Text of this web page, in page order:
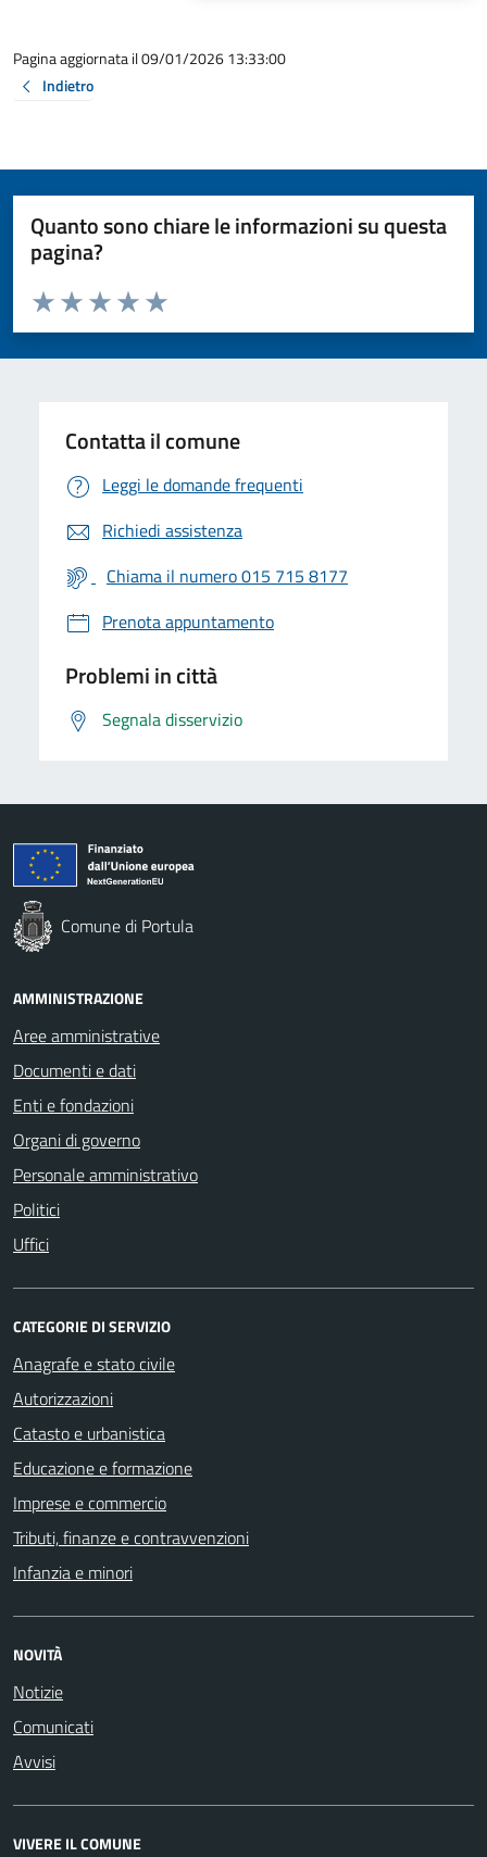
Pagina aggiornata il 09/01/2026 13:33:00
Indietro
Quanto sono chiare le informazioni su questa
pagina?
Valuta da 1 a 5 stelle la pagina
Valuta 5 stelle su 5
Valuta 4 stelle su 5
Valuta 3 stelle su 5
Valuta 2 stelle su 5
Valuta 1 stelle su 5
Contatta il comune
Leggi le domande frequenti
Richiedi assistenza
Chiama il numero 015 715 8177
Prenota appuntamento
Problemi in città
Segnala disservizio
Comune di Portula
AMMINISTRAZIONE
Aree amministrative
Documenti e dati
Enti e fondazioni
Organi di governo
Personale amministrativo
Politici
Uffici
CATEGORIE DI SERVIZIO
Anagrafe e stato civile
Autorizzazioni
Catasto e urbanistica
Educazione e formazione
Imprese e commercio
Tributi, finanze e contravvenzioni
Infanzia e minori
NOVITÀ
Notizie
Comunicati
Avvisi
VIVERE IL COMUNE